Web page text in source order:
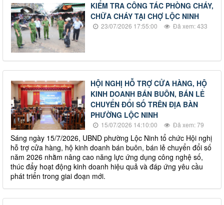
KIỂM TRA CÔNG TÁC PHÒNG CHÁY,
CHỮA CHÁY TẠI CHỢ LỘC NINH
23/07/2026 17:55:00 Đã xem: 433
HỘI NGHỊ HỖ TRỢ CỬA HÀNG, HỘ
KINH DOANH BÁN BUÔN, BÁN LẺ
CHUYỂN ĐỔI SỐ TRÊN ĐỊA BÀN
PHƯỜNG LỘC NINH
15/07/2026 14:10:00 Đã xem: 79
Sáng ngày 15/7/2026, UBND phường Lộc Ninh tổ chức Hội nghị
hỗ trợ cửa hàng, hộ kinh doanh bán buôn, bán lẻ chuyển đổi số
năm 2026 nhằm nâng cao năng lực ứng dụng công nghệ số,
thúc đẩy hoạt động kinh doanh hiệu quả và đáp ứng yêu cầu
phát triển trong giai đoạn mới.